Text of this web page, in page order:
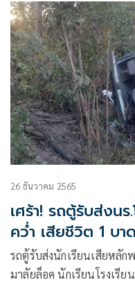
อ.ศรีสวัสดิ์ จึงรายงานผู้บั
กู้ภัยอุทยานฯเอราวัณ มูล
พยาบาลท่ากระดาน ไปยัง
26 ธันวาคม 2565
เศร้า! รถตู้รับส่งน
คว่ำ เสียชีวิต 1 บา
รถตู้รับส่งนักเรียนเสียหลัก
มาลัยล็อค นักเรียนโรงเรีย